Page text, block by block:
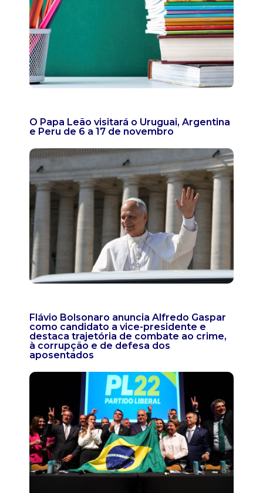
O Papa Leão visitará o Uruguai, Argentina
e Peru de 6 a 17 de novembro
Flávio Bolsonaro anuncia Alfredo Gaspar
como candidato a vice-presidente e
destaca trajetória de combate ao crime,
à corrupção e de defesa dos
aposentados